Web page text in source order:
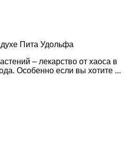
Пита Удольфа
– лекарство от хаоса в
Особенно если вы хотите ...